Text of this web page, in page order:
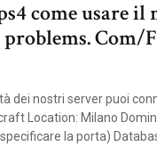
come usare
problems.
dei nostri server puoi
Location: Milano
la porta)